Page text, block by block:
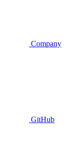
Company
GitHub